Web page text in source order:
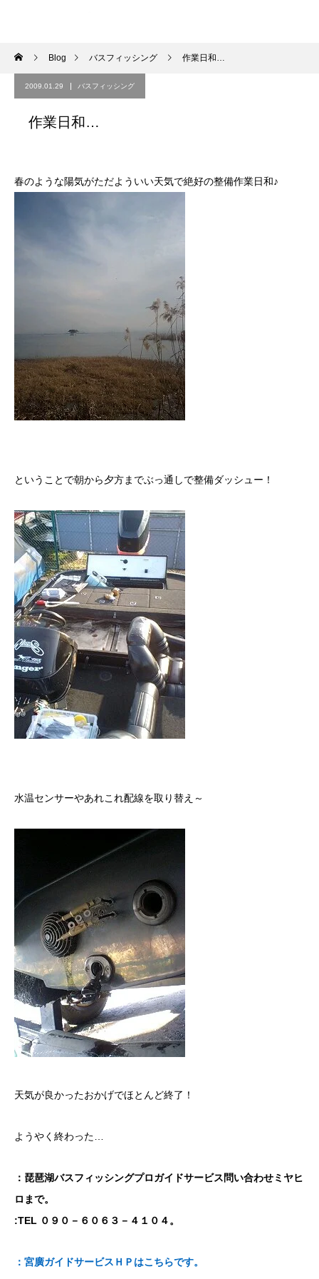
Blog バスフィッシング 作業日和…
2009.01.29 バスフィッシング
作業日和…
春のような陽気がただよういい天気で絶好の整備作業日和♪
ということで朝から夕方までぶっ通しで整備ダッシュー！
水温センサーやあれこれ配線を取り替え～
天気が良かったおかげでほとんど終了！
ようやく終わった…
：琵琶湖バスフィッシングプロガイドサービス問い合わせミヤヒ
ロまで。
:TEL ０９０－６０６３－４１０４。
：宮廣ガイドサービスＨＰはこちらです。